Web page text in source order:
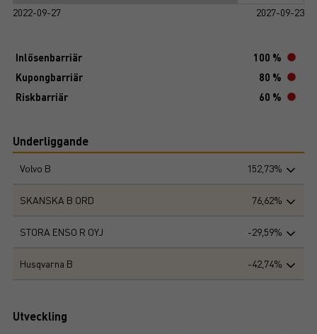
2022-09-27 2027-09-23
Inlösenbarriär
100 %
Kupongbarriär
80 %
Riskbarriär
60 %
Underliggande
Volvo B 152,73%
SKANSKA B ORD 76,62%
STORA ENSO R OYJ -29,59%
Husqvarna B -42,74%
Utveckling